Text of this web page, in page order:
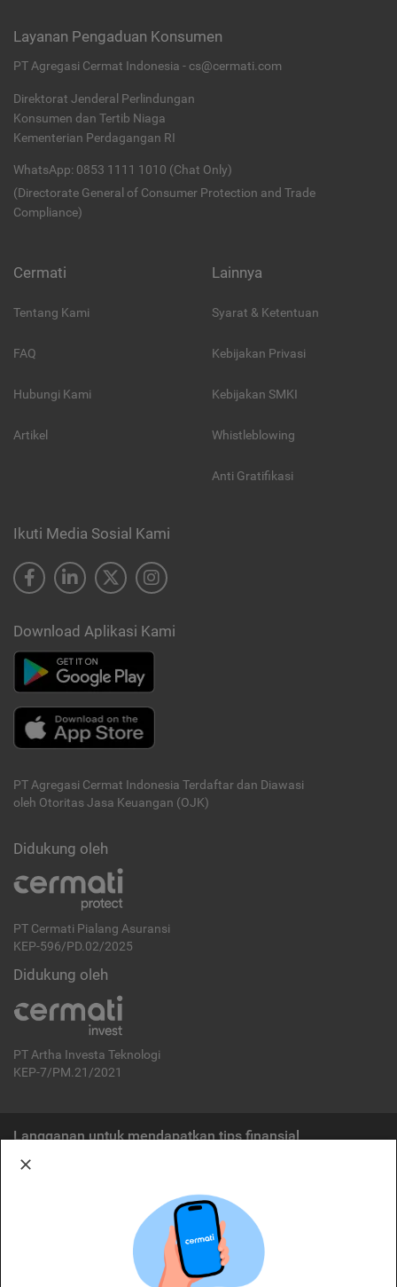
Layanan Pengaduan Konsumen
PT Agregasi Cermat Indonesia - cs@cermati.com
Direktorat Jenderal Perlindungan
Konsumen dan Tertib Niaga
Kementerian Perdagangan RI
WhatsApp: 0853 1111 1010 (Chat Only)
(Directorate General of Consumer Protection and Trade
Compliance)
Cermati
Tentang Kami
FAQ
Hubungi Kami
Artikel
Lainnya
Syarat & Ketentuan
Kebijakan Privasi
Kebijakan SMKI
Whistleblowing
Anti Gratifikasi
Ikuti Media Sosial Kami
Download Aplikasi Kami
PT Agregasi Cermat Indonesia Terdaftar dan Diawasi
oleh Otoritas Jasa Keuangan (OJK)
Didukung oleh
PT Cermati Pialang Asuransi
KEP-596/PD.02/2025
Didukung oleh
PT Artha Investa Teknologi
KEP-7/PM.21/2021
Langganan untuk mendapatkan tips finansial
Cermati merupakan penyelenggara agregasi jasa keuangan yang terdaftar di
OJK. Oleh karena itu, produk dan/atau layanan jasa keuangan yang
ditawarkan bukan merupakan produk dan/atau layanan jasa keuangan yang
diterbitkan oleh Cermati dan Cermati tidak bertanggung jawab atas tuntutan